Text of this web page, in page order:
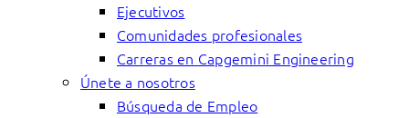
Ejecutivos
Comunidades profesionales
Carreras en Capgemini Engineering
Únete a nosotros
Búsqueda de Empleo